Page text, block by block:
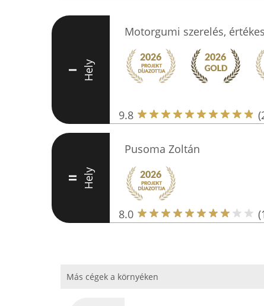
I Hely
Motorgumi szerelés,
9.8
II Hely
Pusoma Zoltán
8.0
Más cégek a környéken